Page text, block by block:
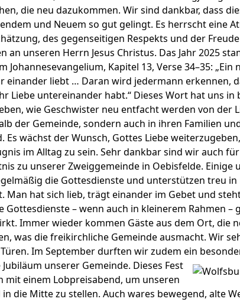
die neu dazukommen. Wir sind dankbar, dass
und Neuem so gut gelingt. Es herrscht eine
des gegenseitigen Respekts und der
an unseren Herrn Jesus Christus. Das Jahr 2025
Johannesevangelium, Kapitel 13, Verse 34–35: „Ein
einander liebt … Daran wird jedermann erkennen,
Liebe untereinander habt.“ Dieses Wort hat uns in
wie Geschwister neu entfacht werden von der
der Gemeinde, sondern auch in ihren Familien
Es wächst der Wunsch, Gottes Liebe
im Alltag zu sein. Sehr dankbar sind wir auch
zu unserer Zweiggemeinde in Oebisfelde. Einige
die Gottesdienste und unterstützen treu in
Man hat sich lieb, trägt einander im Gebet und
Gottesdienste – wenn auch in kleinerem Rahmen –
Immer wieder kommen Gäste aus dem Ort, die
was die freikirchliche Gemeinde ausmacht. Wir
Im September durften wir zudem ein beson
unserer Gemeinde. Dieses Fest
mit einem Lobpreisabend, um unseren
in die Mitte zu stellen. Auch wares bewegend, alte